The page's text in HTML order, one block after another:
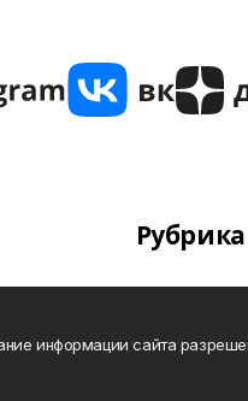
информации сайта